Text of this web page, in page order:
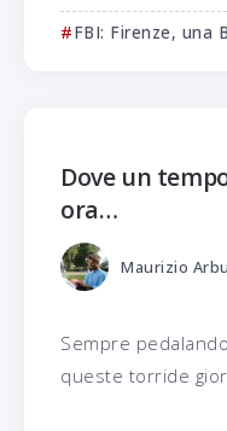
FBI: Firenze, una
Dove un
ora…
Maurizio
Sempre
queste torride